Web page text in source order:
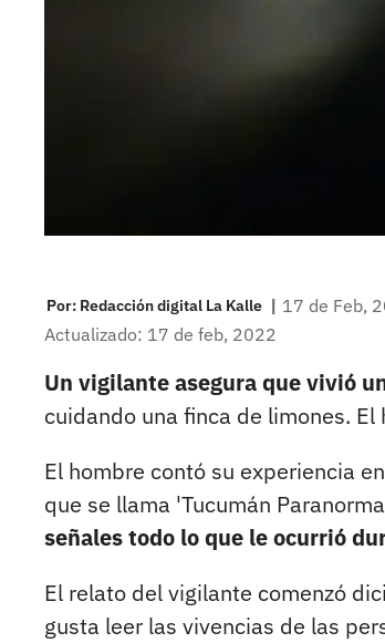
Por: Redacción digital La Kalle | 17 de Feb,
Actualizado: 17 de feb, 2022
Un vigilante asegura que vivió
cuidando una finca de limones.
El hombre contó su experiencia
que se llama 'Tucumán
señales todo lo que le ocurrió
El relato del vigilante comenzó
gusta leer las vivencias de las